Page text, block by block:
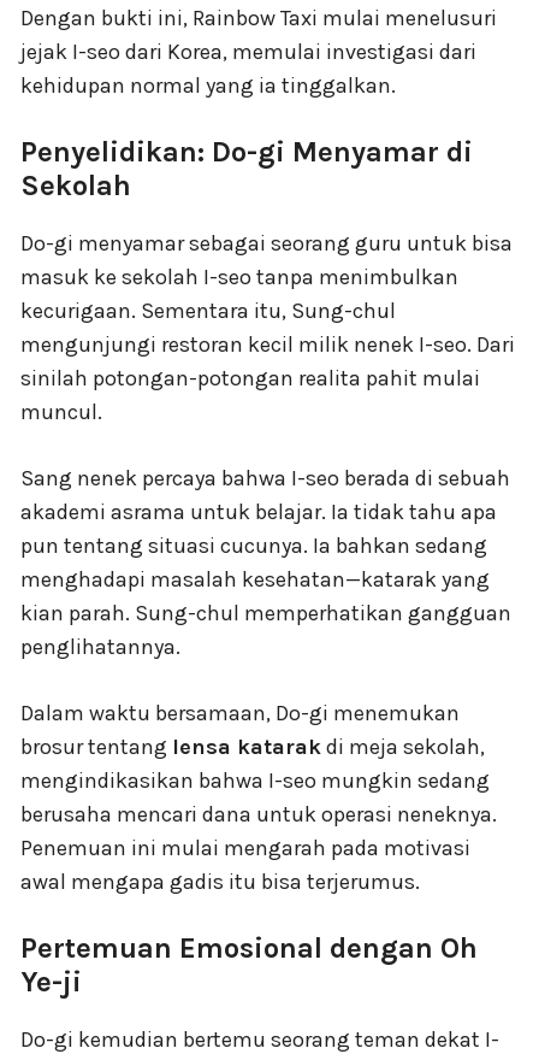
Dengan bukti ini, Rainbow Taxi mulai menelusuri
jejak I-seo dari Korea, memulai investigasi dari
kehidupan normal yang ia tinggalkan.
Penyelidikan: Do-gi Menyamar di
Sekolah
Do-gi menyamar sebagai seorang guru untuk bisa
masuk ke sekolah I-seo tanpa menimbulkan
kecurigaan. Sementara itu, Sung-chul
mengunjungi restoran kecil milik nenek I-seo. Dari
sinilah potongan-potongan realita pahit mulai
muncul.
Sang nenek percaya bahwa I-seo berada di sebuah
akademi asrama untuk belajar. Ia tidak tahu apa
pun tentang situasi cucunya. Ia bahkan sedang
menghadapi masalah kesehatan—katarak yang
kian parah. Sung-chul memperhatikan gangguan
penglihatannya.
Dalam waktu bersamaan, Do-gi menemukan
brosur tentang lensa katarakdi meja sekolah,
mengindikasikan bahwa I-seo mungkin sedang
berusaha mencari dana untuk operasi neneknya.
Penemuan ini mulai mengarah pada motivasi
awal mengapa gadis itu bisa terjerumus.
Pertemuan Emosional dengan Oh
Ye-ji
Do-gi kemudian bertemu seorang teman dekat I-